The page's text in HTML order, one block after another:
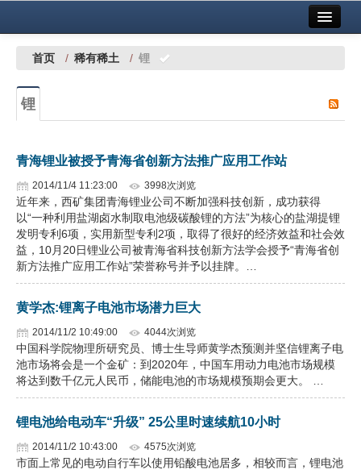
中国有色金属报社主办 广告服务
铜镍铅锌
稀有稀土
有色市场
科技
镁钛
地矿 建设
党建工作
企业文化
《资源再生》杂志
行情报价
首页 / 稀有稀土 / 锂
锂
青海锂业被授予青海省创新方法推广应用工作站
2014/11/4 11:23:00 3998次浏览
近年来，西矿集团青海锂业公司不断加强科技创新，成功获得
以“一种利用盐湖卤水制取电池级碳酸锂的方法”为核心的盐湖提锂
发明专利6项，实用新型专利2项，取得了很好的经济效益和社会效
益，10月20日锂业公司被青海省科技创新方法学会授予“青海省创
新方法推广应用工作站”荣誉称号并予以挂牌。…
黄学杰:锂离子电池市场潜力巨大
2014/11/2 10:49:00 4044次浏览
中国科学院物理所研究员、博士生导师黄学杰预测并坚信锂离子电
池市场将会是一个金矿：到2020年，中国车用动力电池市场规模
将达到数千亿元人民币，储能电池的市场规模预期会更大。 …
锂电池给电动车“升级” 25公里时速续航10小时
2014/11/2 10:43:00 4575次浏览
市面上常见的电动自行车以使用铅酸电池居多，相较而言，锂电池